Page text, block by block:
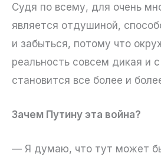
Судя по всему, для очень
является отдушиной,
и забыться, потому что
реальность совсем дикая и
становится все более и
Зачем Путину эта война?
— Я думаю, что тут может